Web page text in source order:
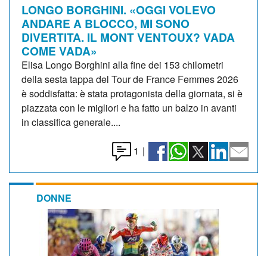
LONGO BORGHINI. «OGGI VOLEVO
ANDARE A BLOCCO, MI SONO
DIVERTITA. IL MONT VENTOUX? VADA
COME VADA»
Elisa Longo Borghini alla fine dei 153 chilometri
della sesta tappa del Tour de France Femmes 2026
è soddisfatta: è stata protagonista della giornata, si è
piazzata con le migliori e ha fatto un balzo in avanti
in classifica generale....
1 |
DONNE